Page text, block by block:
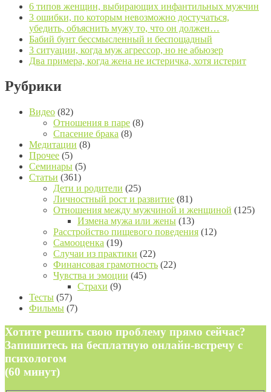
6 типов женщин, выбирающих инфантильных мужчин
3 ошибки, по которым невозможно достучаться,
убедить, объяснить мужу то, что он должен…
Бабий бунт бессмысленный и беспощадный
3 ситуации, когда муж агрессор, но не абьюзер
Два примера, когда жена не истеричка, хотя истерит
Рубрики
Видео (82)
Отношения в паре (8)
Спасение брака (8)
Медитации (8)
Прочее (5)
Семинары (5)
Статьи (361)
Дети и родители (25)
Личностный рост и развитие (81)
Отношения между мужчиной и женщиной (125)
Измена мужа или жены (13)
Расстройство пищевого поведения (12)
Самооценка (19)
Случаи из практики (22)
Финансовая грамотность (22)
Чувства и эмоции (45)
Страхи (9)
Тесты (57)
Фильмы (7)
Хотите решить свою проблему прямо сейчас?
Запишитесь на бесплатную онлайн-встречу с
психологом
(60 минут)